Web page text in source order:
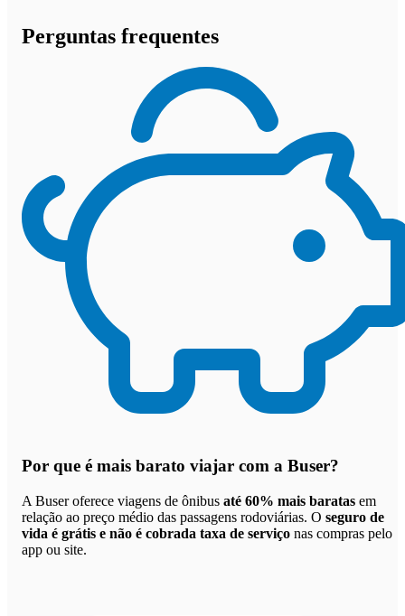
Perguntas frequentes
Por que é mais barato viajar com a Buser?
A Buser oferece viagens de ônibus até 60% mais baratas em
relação ao preço médio das passagens rodoviárias. O seguro de
vida é grátis e não é cobrada taxa de serviço nas compras pelo
app ou site.